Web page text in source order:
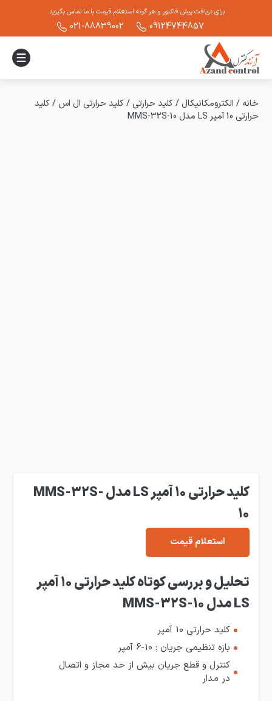
برای دریافت پیش فاکتور و هر گونه استعلام قیمت با ما تماس بگیرید.
09124744857
021-88839002
خانه / الکترومکانیکال /کلید حرارتی /کلید حرارتی ال اس /کلید
حرارتی 10 آمپر LS مدل MMS-32S-10
کلید حرارتی 10 آمپر LS مدل MMS-32S-
10
استعلام قیمت
تحلیل و بررسی کوتاه کلید حرارتی 10 آمپر
LS مدل MMS-32S-10
کلید حرارتی 10 آمپر
بازه تنظیمی جریان : 10-6 آمپر
کنترل و قطع جریان بیش از حد مجاز و اتصال
در مدار